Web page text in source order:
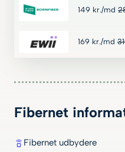
149 kr./md
169 kr./md
Fibernet
Fibernet udbydere